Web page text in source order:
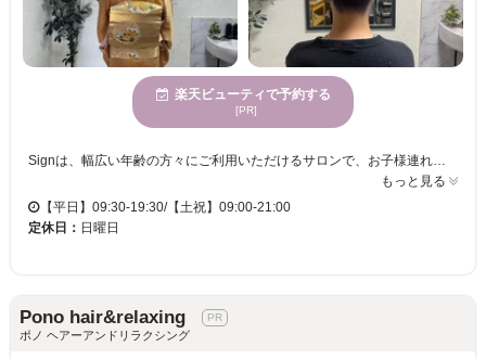
楽天ビューティで予約する
[PR]
もっと見る
【平日】09:30-19:30/【土祝】09:00-21:00
定休日： 日曜日
Pono hair&relaxing
ポノ ヘアーアンドリラクシング